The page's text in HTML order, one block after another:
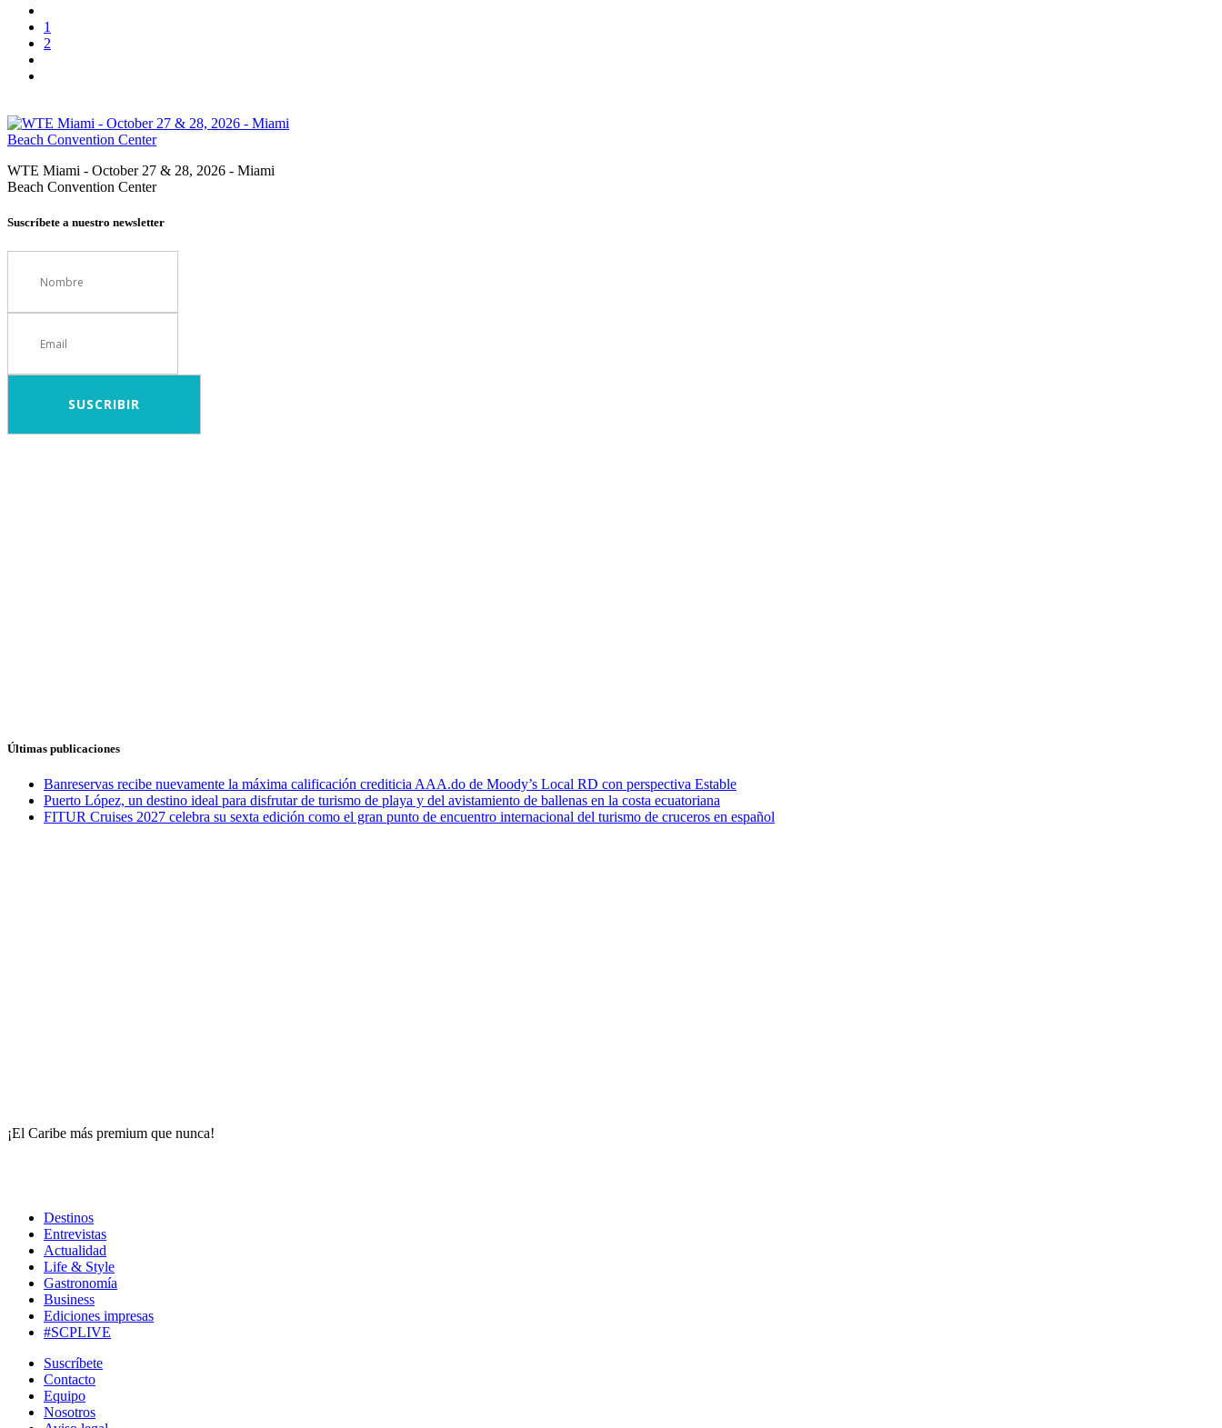
1
2
WTE Miami - October 27 & 28, 2026 - Miami
Beach Convention Center
Suscríbete a nuestro newsletter
Últimas publicaciones
Banreservas recibe nuevamente la máxima calificación crediticia AAA.do de Moody’s Local RD con perspectiva Estable
Puerto López, un destino ideal para disfrutar de turismo de playa y del avistamiento de ballenas en la costa ecuatoriana
FITUR Cruises 2027 celebra su sexta edición como el gran punto de encuentro internacional del turismo de cruceros en español
¡El Caribe más premium que nunca!
Destinos
Entrevistas
Actualidad
Life & Style
Gastronomía
Business
Ediciones impresas
#SCPLIVE
Suscríbete
Contacto
Equipo
Nosotros